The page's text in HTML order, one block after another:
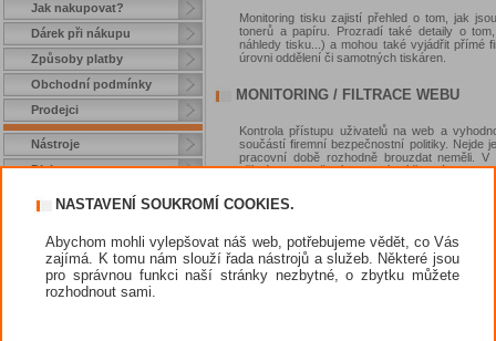
Jak nakupovat?
Dárek při nákupu
Způsoby platby
Obchodní podmínky
Prodejci
Nástroje
Diskuze
Monitoring tisku zajistí přehled o tom, jak
tonerů a papíru. Prozradí také detaily o
náhledy tisku...) a mohou také vyjádřit přímé
úrovni oddělení či samotných tiskáren.
MONITORING / FILTRACE WEBU
Kontrola přístupu uživatelů na web a
součástí firemní bezpečnostní politiky.
pracovní době rozhodně brouzdat neměli.
přímému ohrožení firemní sítě. Nástroje
Většina monitorovacích nástrojů dokáže
možnost nastavení pravidel. Mezi důležité
ICQ, Skype, MS Messenger...) a také
NASTAVENÍ SOUKROMÍ COOKIES.
Abychom mohli vylepšovat náš web, potřebujeme vědět, co Vás
zajímá. K tomu nám slouží řada nástrojů a služeb. Některé jsou
pro správnou funkci naší stránky nezbytné, o zbytku můžete
rozhodnout sami.